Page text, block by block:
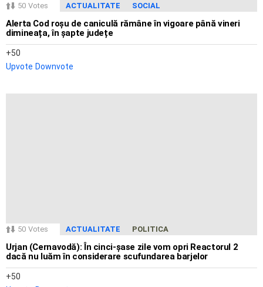
50 Votes ACTUALITATE SOCIAL
Alerta Cod roșu de caniculă rămâne în vigoare până vineri
dimineața, în șapte județe
50
Upvote Downvote
50 Votes ACTUALITATE POLITICA
Urjan (Cernavodă): În cinci-șase zile vom opri Reactorul 2
dacă nu luăm în considerare scufundarea barjelor
50